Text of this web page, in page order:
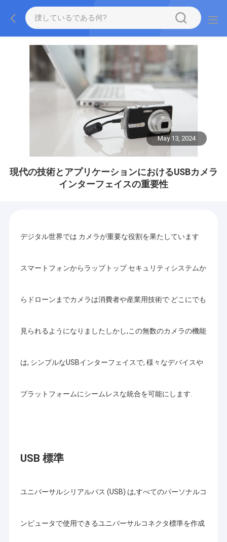
May 13, 2024
現代の技術とアプリケーションにおけるUSBカメラ
インターフェイスの重要性
デジタル世界では カメラが重要な役割を果たしています
スマートフォンからラップトップ セキュリティシステムか
らドローンまでカメラは消費者や産業用技術で どこにでも
見られるようになりましたしかし,この無数のカメラの機能
は, シンプルなUSBインターフェイスで, 様々なデバイスや
プラットフォームにシームレスな統合を可能にします.
USB 標準
ユニバーサルシリアルバス (USB) は,すべてのパーソナルコ
ンピュータで使用できるユニバーサルコネクタ標準を作成